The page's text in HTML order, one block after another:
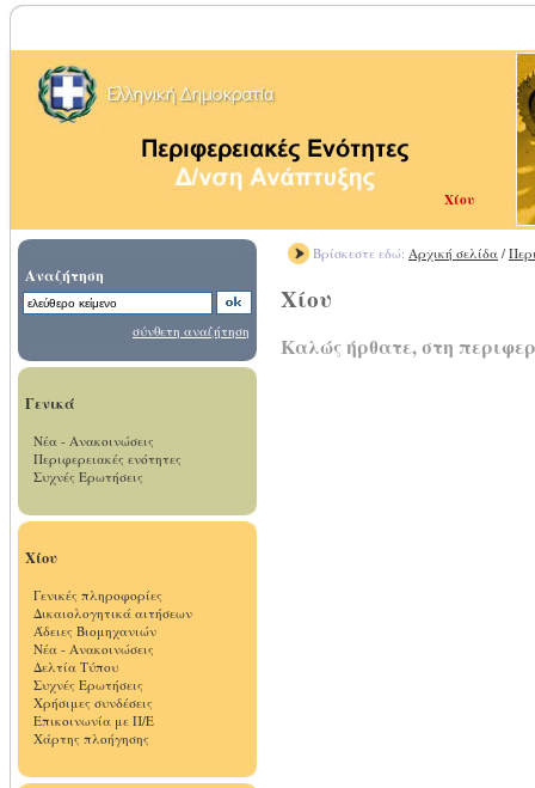
Χίου
Αναζήτηση
σύνθετη αναζήτηση
Γενικά
Νέα - Ανακοινώσεις
Περιφερειακές ενότητες
Συχνές Ερωτήσεις
Χίου
Γενικές πληροφορίες
Δικαιολογητικά αιτήσεων
Άδειες Βιομηχανιών
Νέα - Ανακοινώσεις
Δελτία Τύπου
Συχνές Ερωτήσεις
Χρήσιμες συνδέσεις
Επικοινωνία με Π/Ε
Χάρτης πλοήγησης
Βρίσκεστε εδώ: Αρχική σελίδα /
Χίου
Καλώς ήρθατε, στη